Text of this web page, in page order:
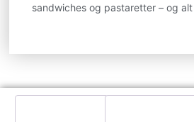
sandwiches og pastaretter – og